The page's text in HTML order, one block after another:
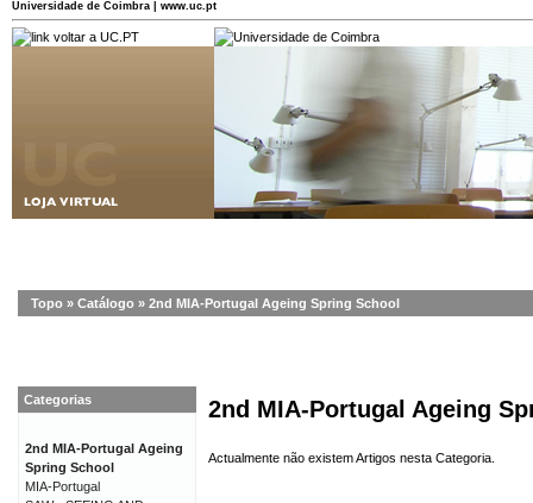
Universidade de Coimbra | www.uc.pt
Topo » Catálogo » 2nd MIA-Portugal Ageing Spring School
2nd MIA-Portugal Ageing
Actualmente não existem Artigos nesta Categoria.
Categorias
2nd MIA-Portugal Ageing
Spring School
MIA-Portugal